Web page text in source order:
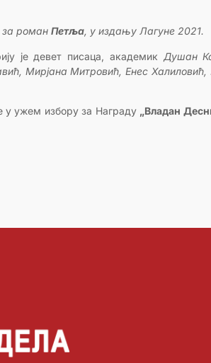
за роман Петља, у издању Лагуне 2021.
је девет писаца, академик Душан
Мирјана Митровић, Енес
у ужем избору за Награду „Владан